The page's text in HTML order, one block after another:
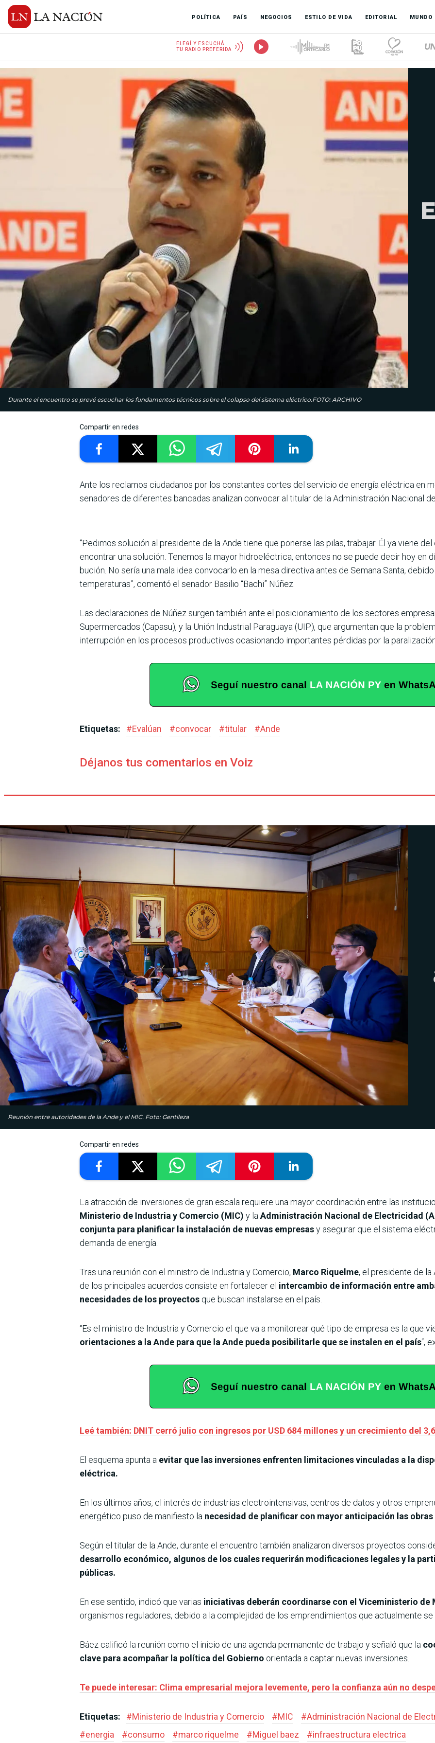
POLÍTICA PAÍS NEGOCIOS ESTILO DE VIDA EDITORIAL MUNDO
ELEGÍ Y ESCUCHÁ
TU RADIO PREFERIDA
Durante el encuentro se prevé escuchar los fundamentos técnicos sobre el colapso del sistema eléctrico.FOTO: ARCHIVO
Compartir en redes
Ante los reclamos ciudadanos por los constantes cortes del servicio de energía eléc­trica en
senadores de diferentes bancadas analizan convocar al titular de la Admi­nistración Nacional
“Pedimos solución al pre­sidente de la Ande tiene que ponerse las pilas, trabajar. Él ya viene
encon­trar una solución. Tenemos la mayor hidroeléctrica, enton­ces no se puede decir hoy en
bución. No sería una mala idea convocarlo en la mesa direc­tiva antes de Semana Santa,
temperaturas”, comentó el senador Basilio “Bachi” Núñez.
Las declaraciones de Núñez surgen también ante el posi­cionamiento de los secto­res
Super­mercados (Capasu), y la Unión Industrial Paraguaya (UIP), que argumentan que la
interrupción en los procesos productivos oca­sionando importantes pérdi­das por la
Etiquetas: #Evalúan #convocar #titular #Ande
Déjanos tus comentarios en Voiz
Reunión entre autoridades de la Ande y el MIC. Foto: Gentileza
Compartir en redes
La atracción de inversiones de gran escala requiere una mayor coordinación entre las
Ministerio de Industria y Comercio (MIC) y la Administración Nacional de Electricidad
conjunta para planificar la instalación de nuevas empresasy asegurar que el sistema
demanda de energía.
Tras una reunión con el ministro de Industria y Comercio, Marco Riquelme, el presidente de la
de los principales acuerdos consiste en fortalecer el intercambio de información entre
necesidades de los proyectos que buscan instalarse en el país.
“Es el ministro de Industria y Comercio el que va a monitorear qué tipo de empresa es la que
orientaciones a la Ande para que la Ande pueda posibilitarle que se instalen en el país“,
Leé también: DNIT cerró julio con ingresos por USD 684 millones y un crecimiento del
El esquema apunta a evitar que las inversiones enfrenten limitaciones vinculadas a la
eléctrica.
En los últimos años, el interés de industrias electrointensivas, centros de datos y otros
energético puso de manifiesto la necesidad de planificar con mayor anticipación las
Según el titular de la Ande, durante el encuentro también analizaron diversos proyectos
desarrollo económico, algunos de los cuales requerirán modificaciones legales y la
públicas.
En ese sentido, indicó que varias iniciativas deberán coordinarse con el Viceministerio de
organismos reguladores, debido a la complejidad de los emprendimientos que actualmente se
Báez calificó la reunión como el inicio de una agenda permanente de trabajo y señaló que la
clave para acompañar la política del Gobierno orientada a captar nuevas inversiones.
Te puede interesar: Clima empresarial mejora levemente, pero la confianza aún no
Etiquetas: #Ministerio de Industria y Comercio #MIC #Administración Nacional de
#energia #consumo #marco riquelme #Miguel baez #infraestructura electrica